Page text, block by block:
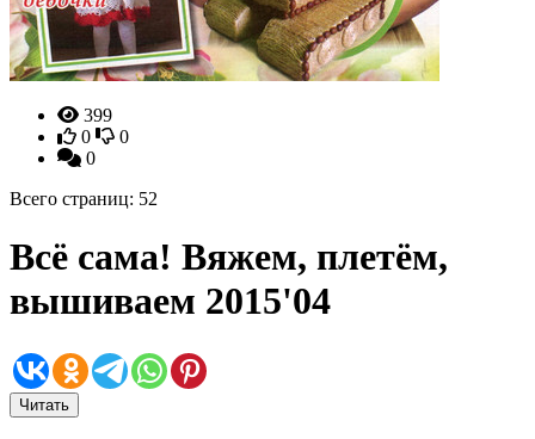
399
0
0
0
Всего страниц: 52
Всё сама! Вяжем, плетём,
вышиваем 2015'04
Читать